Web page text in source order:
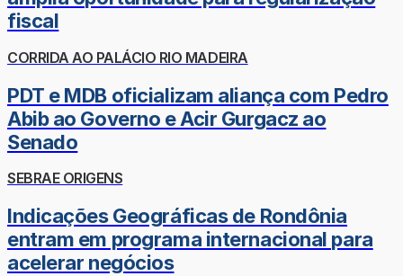
fiscal
CORRIDA AO PALÁCIO RIO MADEIRA
PDT e MDB oficializam aliança com Pedro
Abib ao Governo e Acir Gurgacz ao
Senado
SEBRAE ORIGENS
Indicações Geográficas de Rondônia
entram em programa internacional para
acelerar negócios